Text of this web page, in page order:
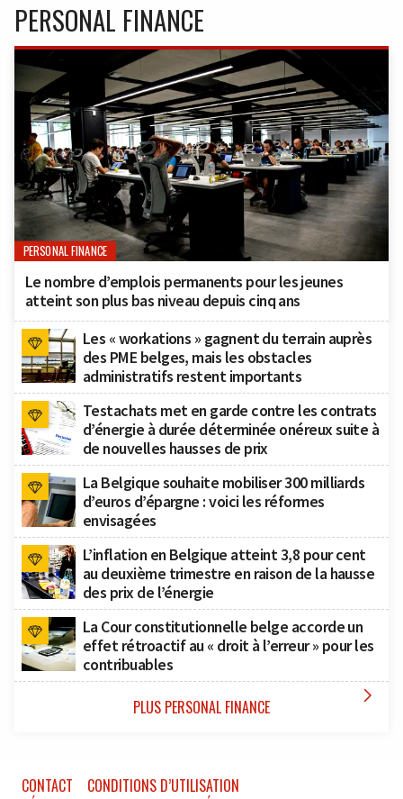
PERSONAL FINANCE
PERSONAL FINANCE
Le nombre d’emplois permanents pour les jeunes
atteint son plus bas niveau depuis cinq ans
Les « workations » gagnent du terrain auprès
des PME belges, mais les obstacles
administratifs restent importants
Testachats met en garde contre les contrats
d’énergie à durée déterminée onéreux suite à
de nouvelles hausses de prix
La Belgique souhaite mobiliser 300 milliards
d’euros d’épargne : voici les réformes
envisagées
L’inflation en Belgique atteint 3,8 pour cent
au deuxième trimestre en raison de la hausse
des prix de l’énergie
La Cour constitutionnelle belge accorde un
effet rétroactif au « droit à l’erreur » pour les
contribuables
PLUS PERSONAL FINANCE 
CONTACT
CONDITIONS D’UTILISATION